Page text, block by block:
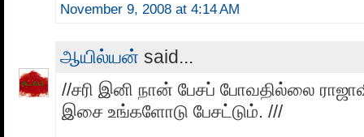
November 9, 2008 at 4:14 AM
ஆயில்யன் said...
//சரி இனி நான் பேசப் போவதில்லை
இசை உங்களோடு பேசட்டும். ///